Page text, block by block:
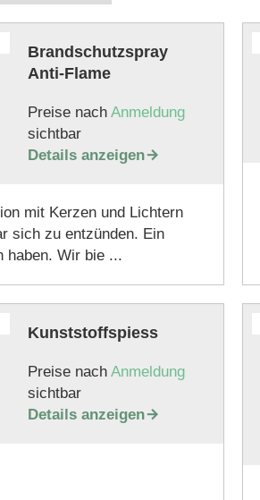
Brandschutzspray
Anti-Flame
Preise nach Anmeldung
sichtbar
Details anzeigen
mit Kerzen und Lichtern
sich zu entzünden. Ein
haben. Wir bie ...
Kunststoffspiess
Preise nach Anmeldung
sichtbar
Details anzeigen